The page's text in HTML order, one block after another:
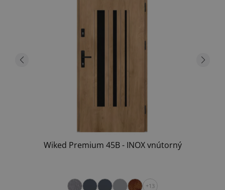
Wiked Premium 45B - INOX vnútorný
+13